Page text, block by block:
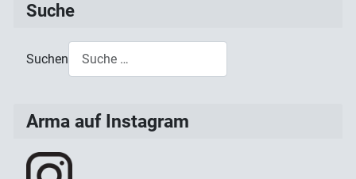
Suche
Suchen
Arma auf Instagram